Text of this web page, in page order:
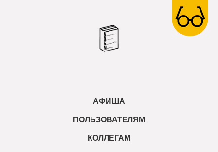
АФИША
ПОЛЬЗОВАТЕЛЯМ
КОЛЛЕГАМ